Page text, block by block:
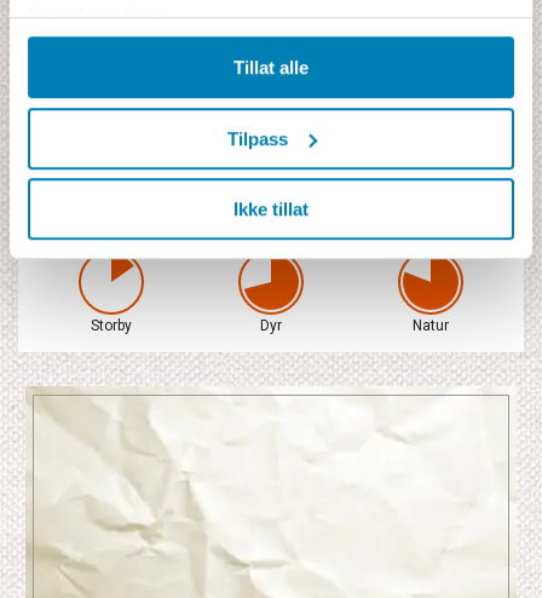
tjenestene deres.
Tillat alle
Tilpass
Ikke tillat
Fly fra Skandinavia i økonomiklasse
Safarifly til Arusha-Serengeti t/r
Safarier skjer i privat firhjulsdreven safarijeep
Nasjonalparksavgifter 390 USD
Storby Dyr Natur